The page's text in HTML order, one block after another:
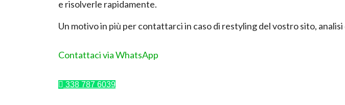
e risolverle rapidamente.
Un motivo in più per contattarci in caso di restyling del vostro sito,
Contattaci via WhatsApp
338 787 6039